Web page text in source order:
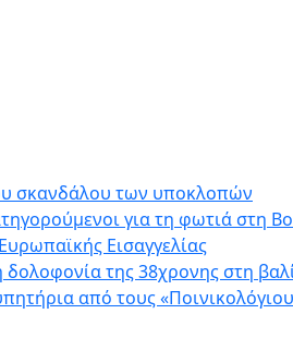
σκανδάλου των υποκλοπών
για τη φωτιά στη
Εισαγγελίας
της 38χρονης στη
από τους